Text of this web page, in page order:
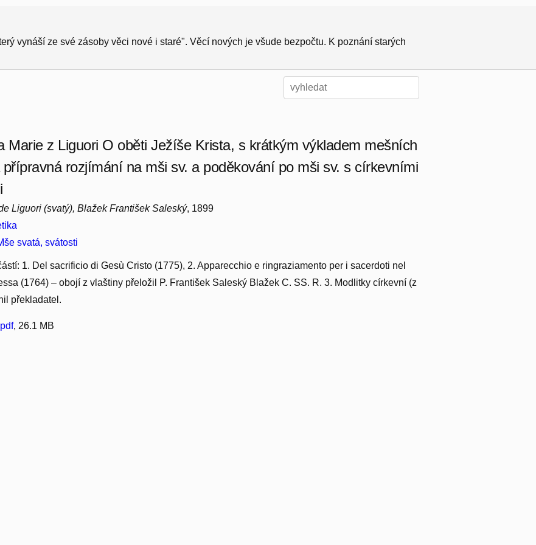
vynáší ze své zásoby věci nové i staré". Věcí nových je všude bezpočtu. K poznání starých
Marie z Liguori O oběti Ježíše Krista, s krátkým výkladem mešních
přípravná rozjímání na mši sv. a poděkování po mši sv. s církevními
Liguori (svatý), Blažek František Saleský, 1899
svatá, svátosti
1. Del sacrificio di Gesù Cristo (1775), 2. Apparecchio e ringraziamento per i sacerdoti nel
(1764) – obojí z vlaštiny přeložil P. František Saleský Blažek C. SS. R. 3. Modlitky církevní (z
překladatel.
, 26.1 MB